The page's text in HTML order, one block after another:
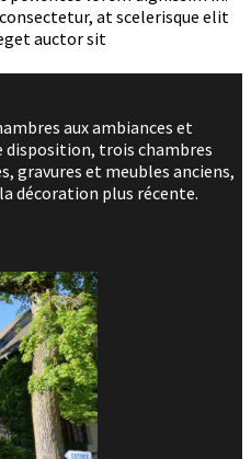
at scelerisque elit
auctor sit
aux ambiances et
disposition, trois chambres
gravures et meubles anciens,
décoration plus récente.